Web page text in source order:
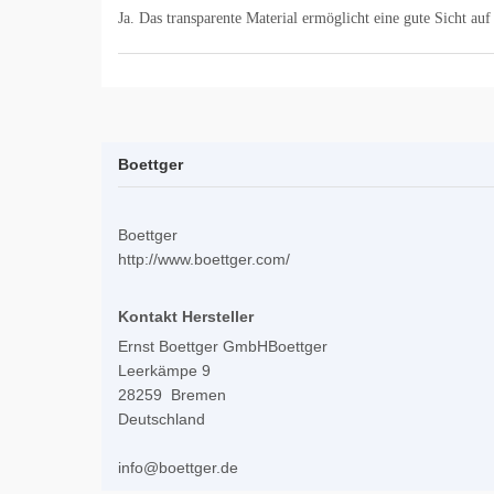
Ja. Das transparente Material ermöglicht eine gute Sicht
Boettger
Boettger
http://www.boettger.com/
Kontakt Hersteller
Ernst Boettger GmbHBoettger
Leerkämpe 9
28259 Bremen
Deutschland
info@boettger.de